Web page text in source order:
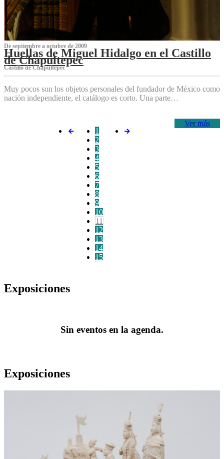
De septiembre a octubre de 2009
Huellas de Miguel Hidalgo en el Castillo
de Chapultepec
Castillo de Chapultepec
Muy pocos son los objetos personales del fundador de México como
nación independiente, el catálogo es corto. Una parte…
Ver más
1
2
3
4
5
6
7
8
9
10
11
12
13
14
15
Exposiciones
Sin eventos en la agenda.
Exposiciones